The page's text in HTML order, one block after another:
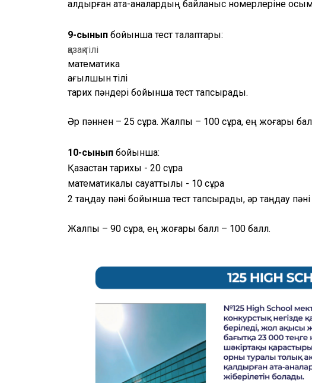
қалдырған ата-аналардың байланыс номерлеріне
9-сынып бойынша тест талаптары:
қазақ тілі
математика
ағылшын тілі
тарих пәндері бойынша тест тапсырады.
Әр пәннен – 25 сұрақ. Жалпы – 100 сұрақ, ең жоғары
10-сынып бойынша:
Қазақстан тарихы - 20 сұрақ
математикалық сауаттылық - 10 сұрақ
2 таңдау пәні бойынша тест тапсырады, әр таңдау пәні
Жалпы – 90 сұрақ, ең жоғары балл – 100 балл.